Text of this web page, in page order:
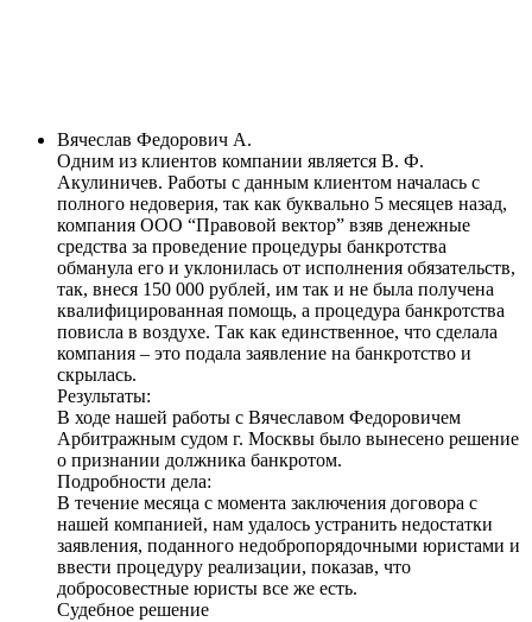
Вячеслав Федорович А.
Одним из клиентов компании является В. Ф.
Акулиничев. Работы с данным клиентом началась с
полного недоверия, так как буквально 5 месяцев назад,
компания ООО “Правовой вектор” взяв денежные
средства за проведение процедуры банкротства
обманула его и уклонилась от исполнения обязательств,
так, внеся 150 000 рублей, им так и не была получена
квалифицированная помощь, а процедура банкротства
повисла в воздухе. Так как единственное, что сделала
компания – это подала заявление на банкротство и
скрылась.
Результаты:
В ходе нашей работы с Вячеславом Федоровичем
Арбитражным судом г. Москвы было вынесено решение
о признании должника банкротом.
Подробности дела:
В течение месяца с момента заключения договора с
нашей компанией, нам удалось устранить недостатки
заявления, поданного недобропорядочными юристами и
ввести процедуру реализации, показав, что
добросовестные юристы все же есть.
Судебное решение